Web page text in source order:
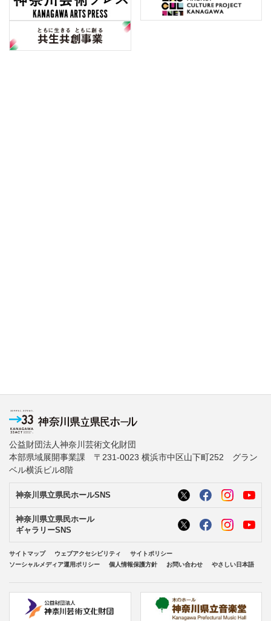
公益財団法人神奈川芸術文化財団
本部県域展開事業課 〒231-0023 横浜市中区山下町252 グラン
ベル横浜ビル8階
神奈川県立県民ホールSNS
神奈川県立県民ホール
ギャラリーSNS
サイトマップ ウェブアクセシビリティ
サイトポリシー
ソーシャルメディア運用ポリシー
個人情報保護方針 お問い合わせ やさしい日本語